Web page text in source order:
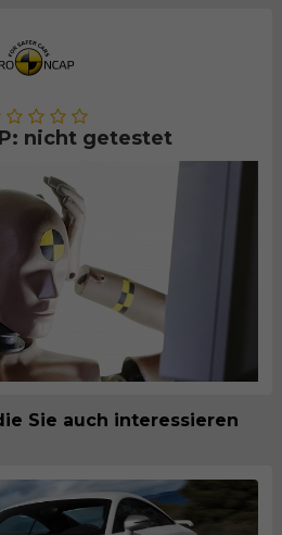
nicht getestet
Sie auch interessieren